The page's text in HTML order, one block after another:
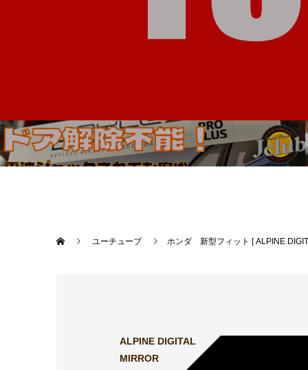
ユーチューブ ホンダ 新型フィット [ ALPINE
ALPINE DIGITAL
MIRROR